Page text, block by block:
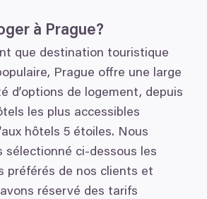
skenování pro konkrétní
osobní údaje, a nastavte si předvolby v
Prohlášení o souborech cookie.
funkcí sociálních médií a analýze
sdílíme se svými partnery pro
které jste jim poskytli nebo
Povolit výběr
à Prague?
que destination touristique
Prague offre une large
d’options de logement, depuis
les plus accessibles
hôtels 5 étoiles. Nous
sélectionné ci-dessous les
préférés de nos clients et
réservé des tarifs